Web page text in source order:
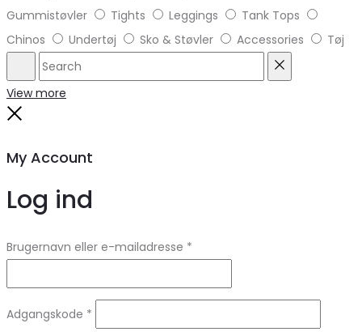
Gummistøvler
Tights Leggings
Tank Tops
Chinos
Undertøj Sko & Støvler Accessories Tøj
Search
View more
My Account
Log ind
Brugernavn eller e-mailadresse *
Adgangskode *